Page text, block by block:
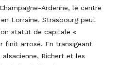
Ardenne, le centre
Lorraine. Strasbourg peut
statut de capitale «
finit arrosé. En transigeant
Richert et les